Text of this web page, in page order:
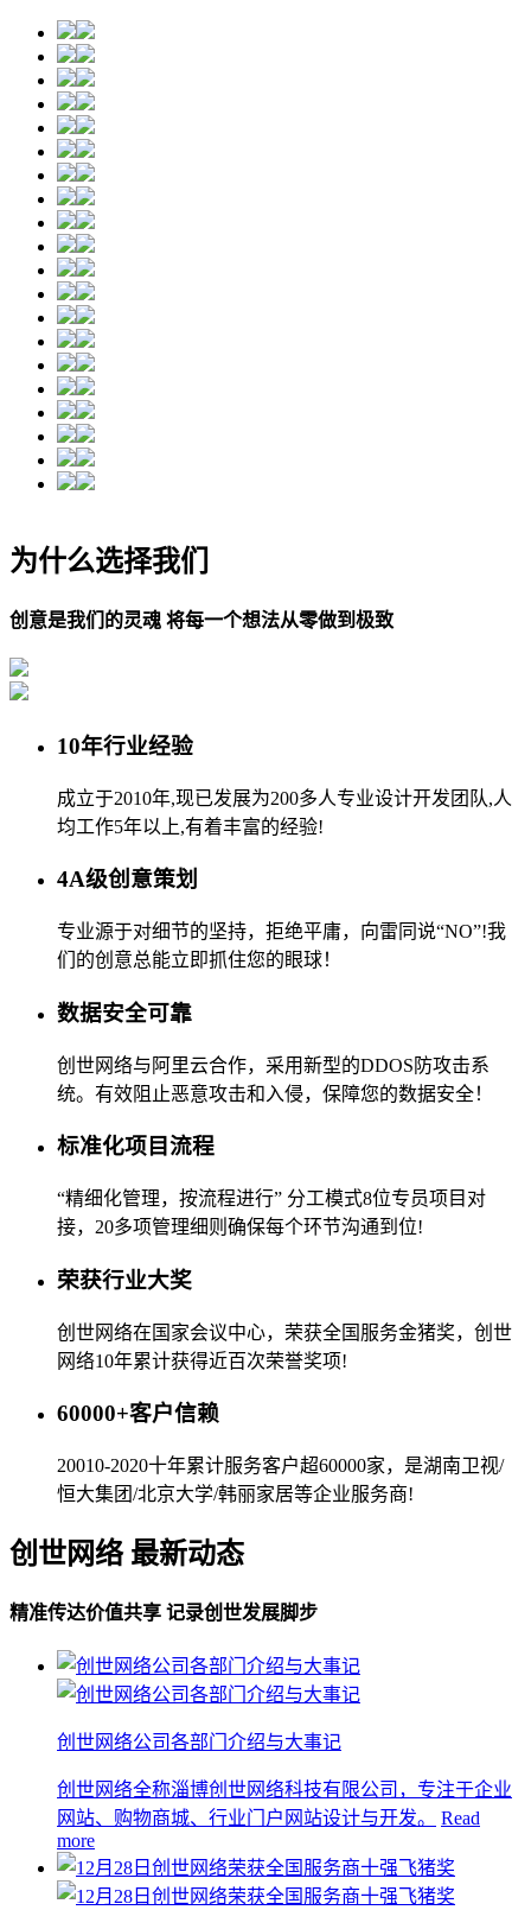
为什么选择我们
创意是我们的灵魂 将每一个想法从零做到极致
10年行业经验
成立于2010年,现已发展为200多人专业设计开发团队,人
均工作5年以上,有着丰富的经验!
4A级创意策划
专业源于对细节的坚持，拒绝平庸，向雷同说“NO”!我
们的创意总能立即抓住您的眼球！
数据安全可靠
创世网络与阿里云合作，采用新型的DDOS防攻击系
统。有效阻止恶意攻击和入侵，保障您的数据安全！
标准化项目流程
“精细化管理，按流程进行” 分工模式8位专员项目对
接，20多项管理细则确保每个环节沟通到位!
荣获行业大奖
创世网络在国家会议中心，荣获全国服务金猪奖，创世
网络10年累计获得近百次荣誉奖项!
60000+客户信赖
20010-2020十年累计服务客户超60000家，是湖南卫视/
恒大集团/北京大学/韩丽家居等企业服务商!
创世网络 最新动态
精准传达价值共享 记录创世发展脚步
创世网络公司各部门介绍与大事记
创世网络全称淄博创世网络科技有限公司，专注于企业
网站、购物商城、行业门户网站设计与开发。
Read
more